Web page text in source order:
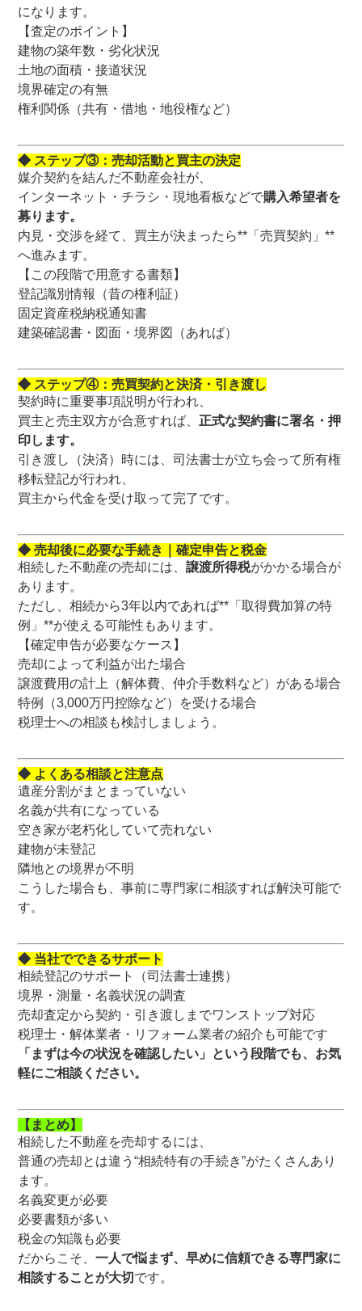
になります。
【査定のポイント】
建物の築年数・劣化状況
土地の面積・接道状況
境界確定の有無
権利関係（共有・借地・地役権など）
◆ ステップ③：売却活動と買主の決定
媒介契約を結んだ不動産会社が、
インターネット・チラシ・現地看板などで購入希望者を
募ります。
内見・交渉を経て、買主が決まったら**「売買契約」**
へ進みます。
【この段階で用意する書類】
登記識別情報（昔の権利証）
固定資産税納税通知書
建築確認書・図面・境界図（あれば）
◆ ステップ④：売買契約と決済・引き渡し
契約時に重要事項説明が行われ、
買主と売主双方が合意すれば、 正式な契約書に署名・押
印します。
引き渡し（決済）時には、司法書士が立ち会って所有権
移転登記が行われ、
買主から代金を受け取って完了です。
◆ 売却後に必要な手続き｜確定申告と税金
相続した不動産の売却には、譲渡所得税がかかる場合が
あります。
ただし、相続から3年以内であれば**「取得費加算の特
例」**が使える可能性もあります。
【確定申告が必要なケース】
売却によって利益が出た場合
譲渡費用の計上（解体費、仲介手数料など）がある場合
特例（3,000万円控除など）を受ける場合
税理士への相談も検討しましょう。
◆ よくある相談と注意点
遺産分割がまとまっていない
名義が共有になっている
空き家が老朽化していて売れない
建物が未登記
隣地との境界が不明
こうした場合も、事前に専門家に相談すれば解決可能で
す。
◆ 当社でできるサポート
相続登記のサポート（司法書士連携）
境界・測量・名義状況の調査
売却査定から契約・引き渡しまでワンストップ対応
税理士・解体業者・リフォーム業者の紹介も可能です
「まずは今の状況を確認したい」という段階でも、お気
軽にご相談ください。
【まとめ】
相続した不動産を売却するには、
普通の売却とは違う“相続特有の手続き”がたくさんあり
ます。
名義変更が必要
必要書類が多い
税金の知識も必要
だからこそ、一人で悩まず、早めに信頼できる専門家に
相談することが大切 です。